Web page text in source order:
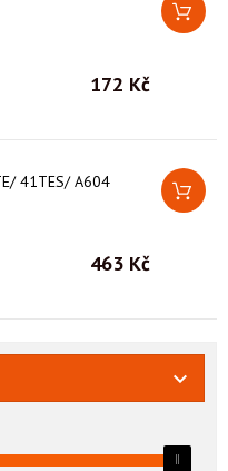
172 Kč
41TES/ A604
463 Kč